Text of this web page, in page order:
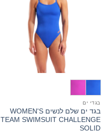
בגדי ים
בגד ים שלם לנשים WOMEN'S
TEAM SWIMSUIT CHALLENGE
SOLID